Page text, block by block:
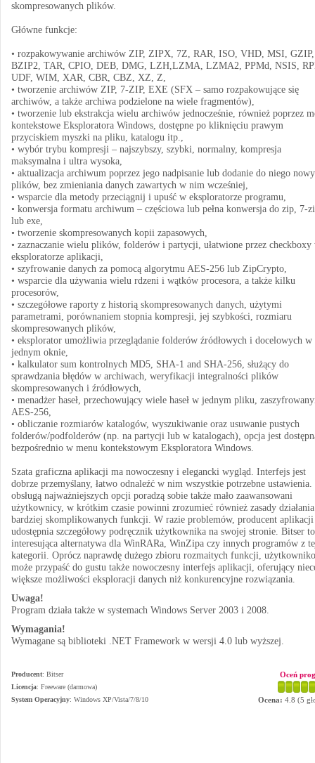
skompresowanych plików.
Główne funkcje:
• rozpakowywanie archiwów ZIP, ZIPX, 7Z, RAR, ISO, VHD, MSI, GZIP,
BZIP2, TAR, CPIO, DEB, DMG, LZH,LZMA, LZMA2, PPMd, NSIS,
UDF, WIM, XAR, CBR, CBZ, XZ, Z,
• tworzenie archiwów ZIP, 7-ZIP, EXE (SFX – samo rozpakowujące się
archiwów, a także archiwa podzielone na wiele fragmentów),
• tworzenie lub ekstrakcja wielu archiwów jednocześnie, również poprzez
kontekstowe Eksploratora Windows, dostępne po kliknięciu prawym
przyciskiem myszki na pliku, katalogu itp.,
• wybór trybu kompresji – najszybszy, szybki, normalny, kompresja
maksymalna i ultra wysoka,
• aktualizacja archiwum poprzez jego nadpisanie lub dodanie do niego
plików, bez zmieniania danych zawartych w nim wcześniej,
• wsparcie dla metody przeciągnij i upuść w eksploratorze programu,
• konwersja formatu archiwum – częściowa lub pełna konwersja do zip, 7-
lub exe,
• tworzenie skompresowanych kopii zapasowych,
• zaznaczanie wielu plików, folderów i partycji, ułatwione przez checkboxy
eksploratorze aplikacji,
• szyfrowanie danych za pomocą algorytmu AES-256 lub ZipCrypto,
• wsparcie dla używania wielu rdzeni i wątków procesora, a także kilku
procesorów,
• szczegółowe raporty z historią skompresowanych danych, użytymi
parametrami, porównaniem stopnia kompresji, jej szybkości, rozmiaru
skompresowanych plików,
• eksplorator umożliwia przeglądanie folderów źródłowych i docelowych w
jednym oknie,
• kalkulator sum kontrolnych MD5, SHA-1 and SHA-256, służący do
sprawdzania błędów w archiwach, weryfikacji integralności plików
skompresowanych i źródłowych,
• menadżer haseł, przechowujący wiele haseł w jednym pliku,
AES-256,
• obliczanie rozmiarów katalogów, wyszukiwanie oraz usuwanie pustych
folderów/podfolderów (np. na partycji lub w katalogach), opcja jest
bezpośrednio w menu kontekstowym Eksploratora Windows.
Szata graficzna aplikacji ma nowoczesny i elegancki wygląd. Interfejs jest
dobrze przemyślany, łatwo odnaleźć w nim wszystkie potrzebne
obsługą najważniejszych opcji poradzą sobie także mało zaawansowani
użytkownicy, w krótkim czasie powinni zrozumieć również zasady działania
bardziej skomplikowanych funkcji. W razie problemów, producent aplikacji
udostępnia szczegółowy podręcznik użytkownika na swojej stronie. Bitser to
interesująca alternatywa dla WinRARa, WinZipa czy innych programów z
kategorii. Oprócz naprawdę dużego zbioru rozmaitych funkcji,
może przypaść do gustu także nowoczesny interfejs aplikacji, oferujący
większe możliwości eksploracji danych niż konkurencyjne rozwiązania.
Uwaga!
Program działa także w systemach Windows Server 2003 i 2008.
Wymagania!
Wymagane są biblioteki .NET Framework w wersji 4.0 lub wyższej.
Producent: Bitser
Licencja: Freeware (darmowa)
System Operacyjny: Windows XP/Vista/7/8/10
Oceń
Ocena: 4.8 (5